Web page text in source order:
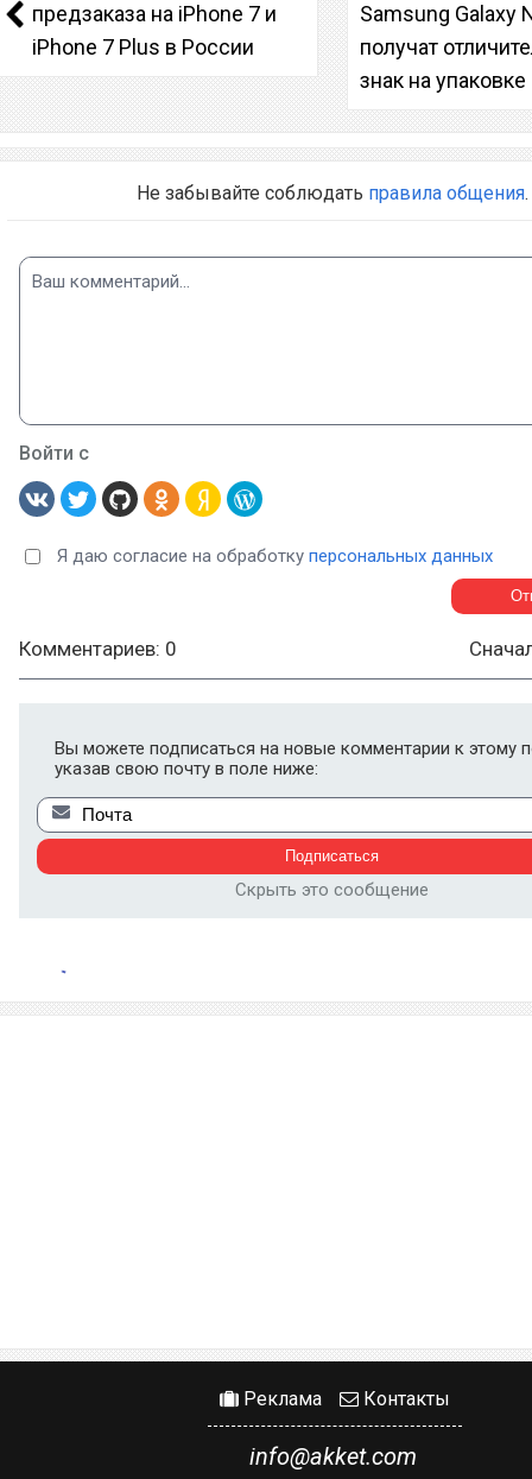
предзаказа на iPhone 7 и
iPhone 7 Plus в России
Samsung Galaxy
получат
знак на упаковке
Не забывайте соблюдать правила общения.
Войти с
Я даю согласие на обработку персональных данных
Комментариев: 0
Вы можете подписаться на новые комментарии к этому
указав свою почту в поле ниже:
Скрыть это сообщение
Реклама Контакты
info@akket.com